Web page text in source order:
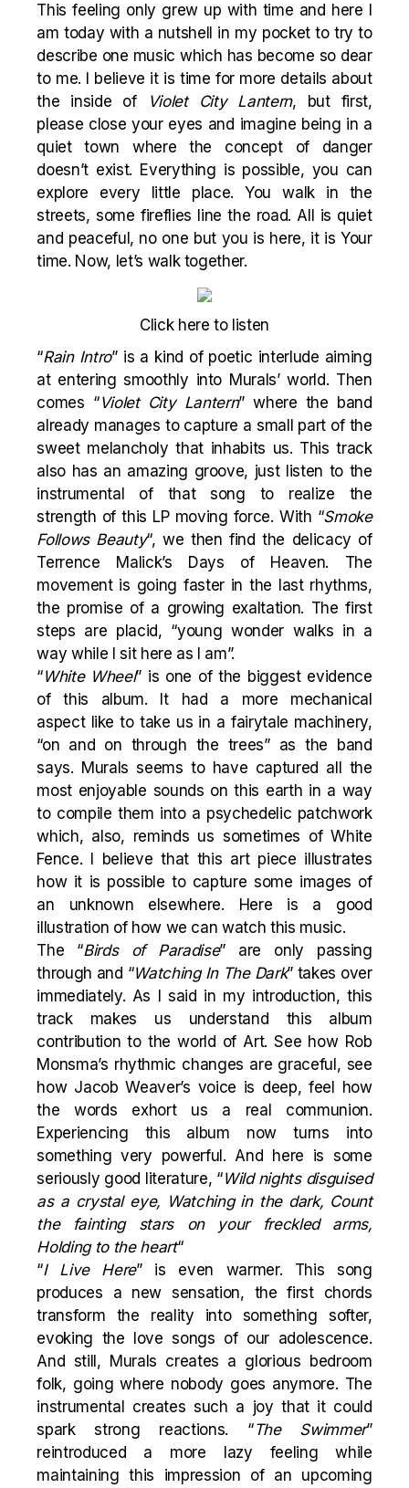
This feeling only grew up with time and here I
am today with a nutshell in my pocket to try to
describe one music which has become so dear
to me. I believe it is time for more details about
the inside of
Violet City Lantern, but first,
please close your eyes and imagine being in a
quiet town where the concept of danger
doesn’t exist. Everything is possible, you can
explore every little place. You walk in the
streets, some fireflies line the road. All is quiet
and peaceful, no one but you is here, it is Your
time. Now, let’s walk together.
Click here to listen
“Rain Intro” is a kind of poetic interlude aiming
at entering smoothly into Murals’ world. Then
comes “Violet City Lantern” where the band
already manages to capture a small part of the
sweet melancholy that inhabits us. This track
also has an amazing groove, just listen to the
instrumental of that song to realize the
strength of this LP moving force. With “Smoke
Follows Beauty“, we then find the delicacy of
Terrence Malick’s Days of Heaven. The
movement is going faster in the last rhythms,
the promise of a growing exaltation. The first
steps are placid, “young wonder walks in a
way while I sit here as I am”.
“White Wheel” is one of the biggest evidence
of this album. It had a more mechanical
aspect like to take us in a fairytale machinery,
“on and on through the trees” as the band
says. Murals seems to have captured all the
most enjoyable sounds on this earth in a way
to compile them into a psychedelic patchwork
which, also, reminds us sometimes of White
Fence. I believe that this art piece illustrates
how it is possible to capture some images of
an unknown elsewhere. Here is a good
illustration of how we can watch this music.
The “Birds of Paradise” are only passing
through and “Watching In The Dark” takes over
immediately. As I said in my introduction, this
track makes us understand this album
contribution to the world of Art. See how Rob
Monsma’s rhythmic changes are graceful, see
how Jacob Weaver’s voice is deep, feel how
the words exhort us a real communion.
Experiencing this album now turns into
something very powerful. And here is some
seriously good literature, “Wild nights disguised
as a crystal eye, Watching in the dark, Count
the fainting stars on your freckled arms,
Holding to the heart“
“I Live Here” is even warmer. This song
produces a new sensation, the first chords
transform the reality into something softer,
evoking the love songs of our adolescence.
And still, Murals creates a glorious bedroom
folk, going where nobody goes anymore. The
instrumental creates such a joy that it could
spark strong reactions. “The Swimmer”
reintroduced a more lazy feeling while
maintaining this impression of an upcoming